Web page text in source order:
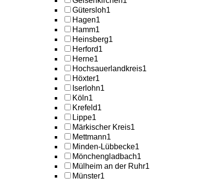
Gütersloh1
Hagen1
Hamm1
Heinsberg1
Herford1
Herne1
Hochsauerlandkreis1
Höxter1
Iserlohn1
Köln1
Krefeld1
Lippe1
Märkischer Kreis1
Mettmann1
Minden-Lübbecke1
Mönchengladbach1
Mülheim an der Ruhr1
Münster1